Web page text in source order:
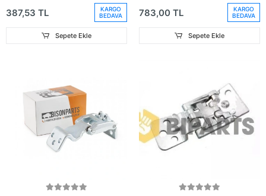
387,53 TL
KARGO
BEDAVA
Sepete Ekle
6C1Av23500Ad)
783,00 TL
KARGO
BEDAVA
Sepete Ekle